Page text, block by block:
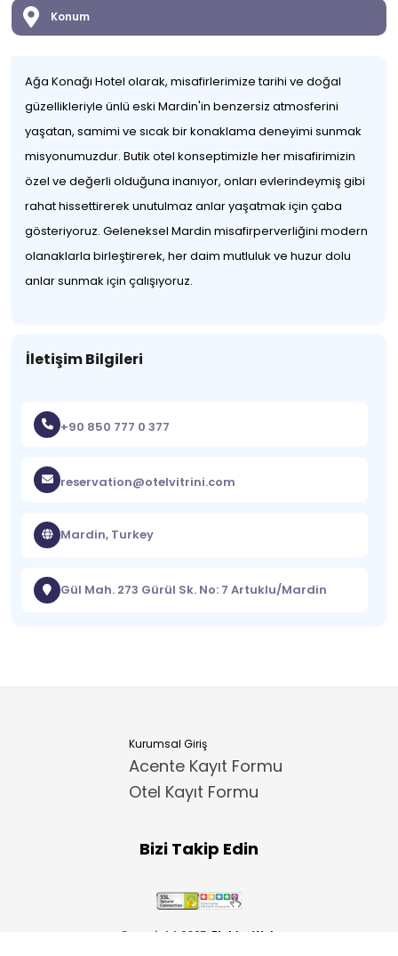
Konum
Ağa Konağı Hotel olarak, misafirlerimize tarihi ve doğal
güzellikleriyle ünlü eski Mardin'in benzersiz atmosferini
yaşatan, samimi ve sıcak bir konaklama deneyimi sunmak
misyonumuzdur. Butik otel konseptimizle her misafirimizin
özel ve değerli olduğuna inanıyor, onları evlerindeymiş gibi
rahat hissettirerek unutulmaz anlar yaşatmak için çaba
gösteriyoruz. Geleneksel Mardin misafirperverliğini modern
olanaklarla birleştirerek, her daim mutluluk ve huzur dolu
anlar sunmak için çalışıyoruz.
İletişim Bilgileri
+90 850 777 0 377
reservation@otelvitrini.com
Mardin, Turkey
Gül Mah. 273 Gürül Sk. No: 7 Artuklu/Mardin
Kurumsal Giriş
Acente Kayıt Formu
Otel Kayıt Formu
Bizi Takip Edin
Copyright 2025 ElektraWeb